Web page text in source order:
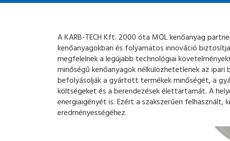
A KARB-TECH Kft. 2000 óta MOL kenőanyag
kenőanyagokban és folyamatos innováció
megfelelnek a legújabb technológiai
minőségű kenőanyagok nélkülözhetetlenek az
befolyásolják a gyártott termékek minőségét, a
költségeket és a berendezések élettartamát. A
energiaigényét is. Ezért a szakszerűen felhasznált,
eredményességéhez.